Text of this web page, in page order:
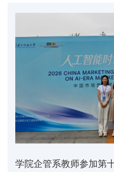
学院企管系教师参加第